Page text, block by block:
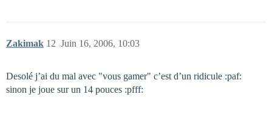
Zakimak Juin 16, 2006, 10:03
12
Desolé j’ai du mal avec "vous gamer" c’est d’un ridicule :paf:
sinon je joue sur un 14 pouces :pfff: